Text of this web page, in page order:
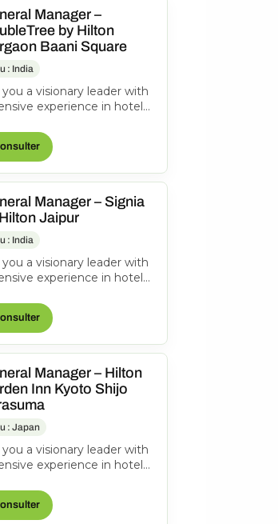
Manager –
by Hilton
Baani Square
: India
a visionary leader with
experience in hotel
operational success...
Manager – Signia
Jaipur
: India
a visionary leader with
experience in hotel
operational success...
Manager – Hilton
Inn Kyoto Shijo
: Japan
a visionary leader with
experience in hotel
operational success...